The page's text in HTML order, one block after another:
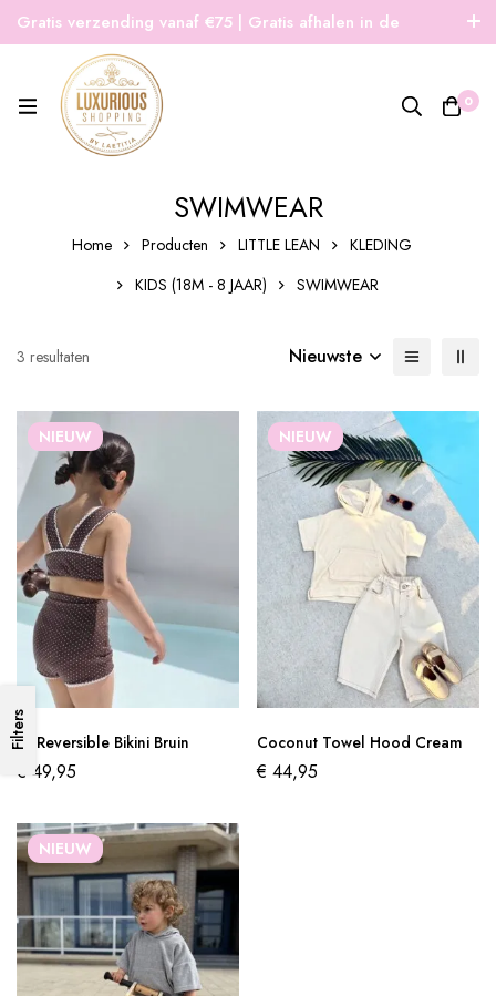
Gratis verzending vanaf €75 | Gratis afhalen in de
winkel | Snelle verzending
0
SWIMWEAR
Home Producten LITTLE LEAN
KLEDING
KIDS (18M - 8 JAAR)
SWIMWEAR
Filters
3 resultaten Nieuwste
NIEUW
LL Reversible Bikini Bruin
€ 49,95
NIEUW
Coconut Towel Hood Cream
€ 44,95
NIEUW